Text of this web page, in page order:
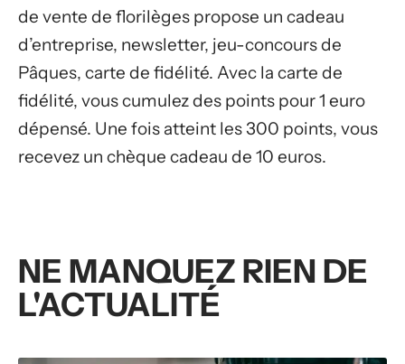
de vente de florilèges propose un cadeau
d’entreprise, newsletter, jeu-concours de
Pâques, carte de fidélité. Avec la carte de
fidélité, vous cumulez des points pour 1 euro
dépensé. Une fois atteint les 300 points, vous
recevez un chèque cadeau de 10 euros.
NE MANQUEZ RIEN DE
L'ACTUALITÉ